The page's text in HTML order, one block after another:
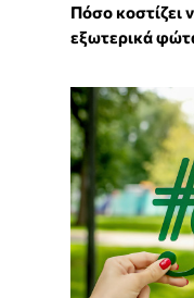
Πόσο κοστίζει
εξωτερικά